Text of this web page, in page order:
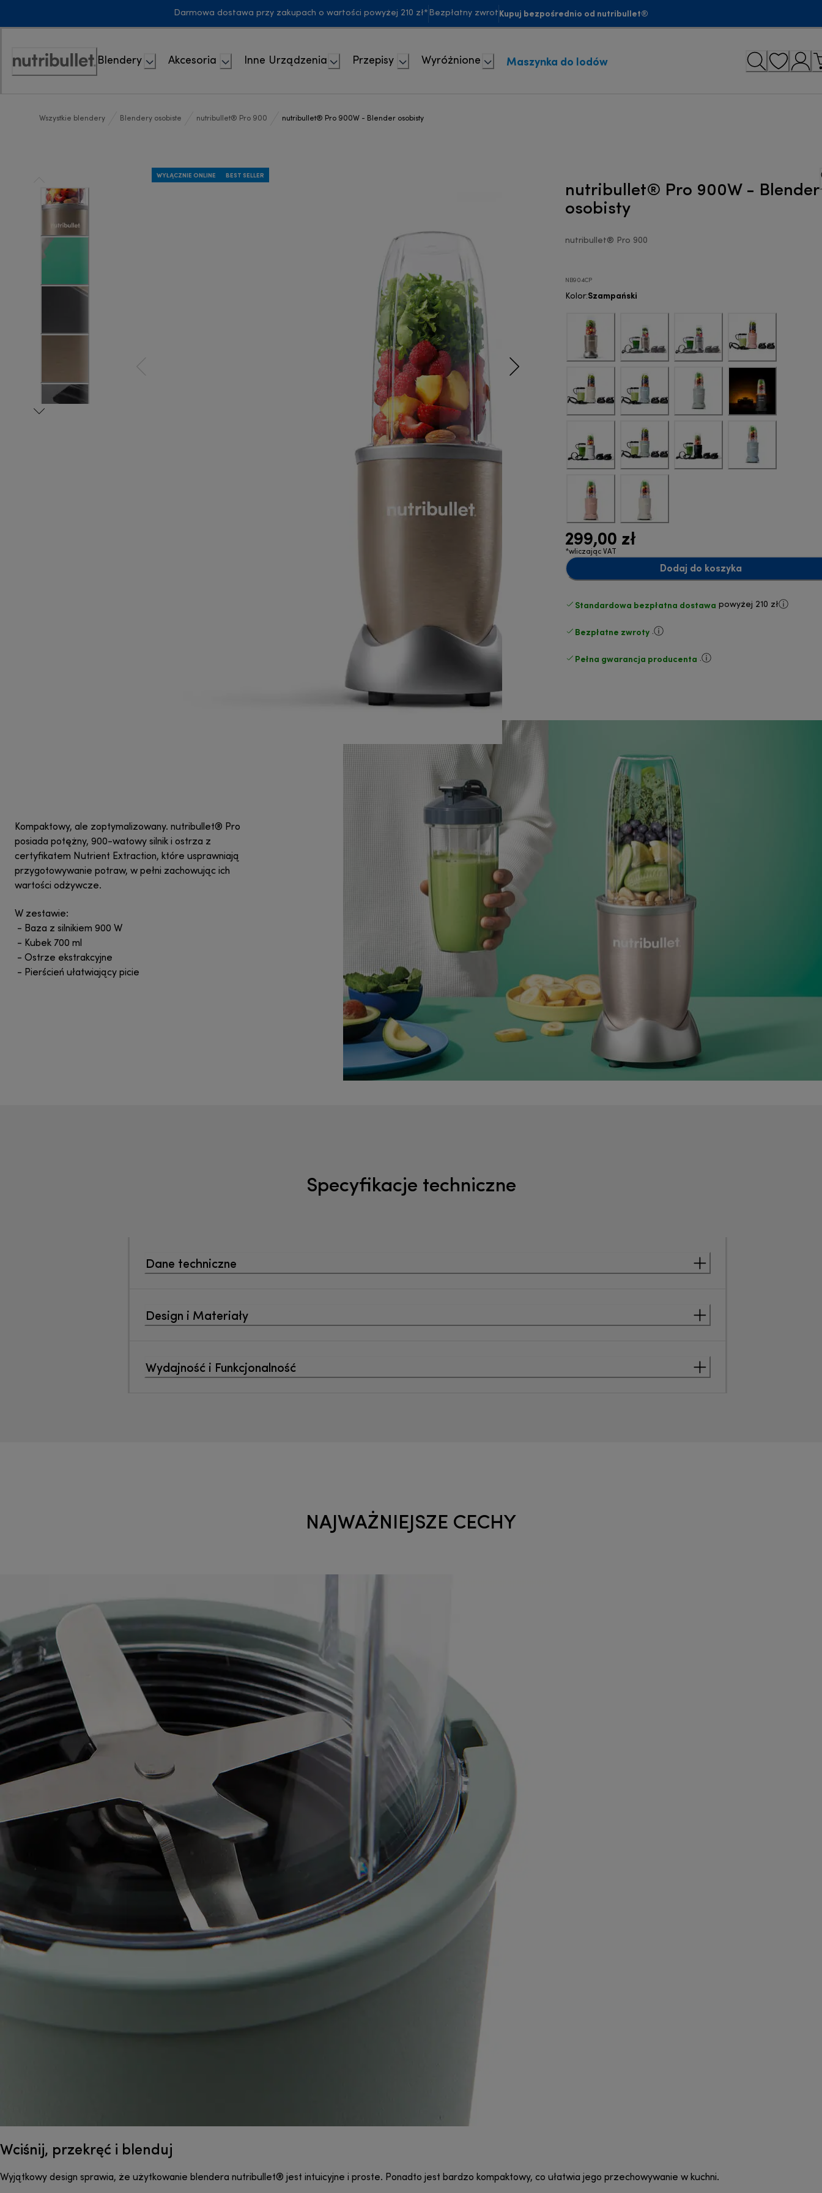
Darmowa dostawa przy zakupach o wartości powyżej 210 zł* Bezpłatny zwrot Kupuj bezpośrednio od nutribullet®
Accessibility
Blendery Akcesoria Inne Urządzenia Przepisy Wyróżnione Maszynka do lodów
Wszystkie blendery Blendery osobiste nutribullet® Pro 900 nutribullet® Pro 900W - Blender osobisty
WYŁĄCZNIE ONLINE BEST SELLER
nutribullet® Pro 900W - Blender
osobisty
nutribullet® Pro 900
NB904CP
Kolor:Szampański
299,00 zł
*wliczając VAT
Dodaj do koszyka
Standardowa bezpłatna dostawa powyżej 210 zł
Bezpłatne zwroty .
Pełna gwarancja producenta .
Kompaktowy, ale zoptymalizowany. nutribullet® Pro
posiada potężny, 900-watowy silnik i ostrza z
certyfikatem Nutrient Extraction, które usprawniają
przygotowywanie potraw, w pełni zachowując ich
wartości odżywcze.
W zestawie:
- Baza z silnikiem 900 W
- Kubek 700 ml
- Ostrze ekstrakcyjne
- Pierścień ułatwiający picie
Specyfikacje techniczne
Dane techniczne
Design i Materiały
Wydajność i Funkcjonalność
NAJWAŻNIEJSZE CECHY
Wciśnij, przekręć i blenduj
Wyjątkowy design sprawia, że użytkowanie blendera nutribullet® jest intuicyjne i proste. Ponadto jest bardzo kompaktowy, co ułatwia jego przechowywanie w kuchni.